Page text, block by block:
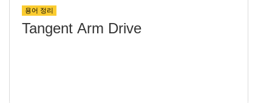
용어 정리
Tangent Arm Drive